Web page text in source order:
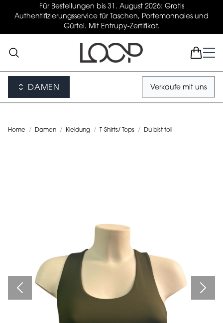
Für Bestellungen bis 31. August 2026: Gratis
Authentifizierungsservice für Taschen, Portemonnaies und
Gürtel. Mit Entrupy-Zertifikat.
DAMEN Verkaufe mit uns
Home / Damen / Kleidung / T-Shirts/ Tops / Du bist toll